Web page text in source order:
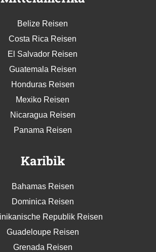
Belize Reisen
Costa Rica Reisen
El Salvador Reisen
Guatemala Reisen
Honduras Reisen
Mexiko Reisen
Nicaragua Reisen
Panama Reisen
Karibik
Bahamas Reisen
Dominica Reisen
Republik Reisen
Guadeloupe Reisen
Grenada Reisen